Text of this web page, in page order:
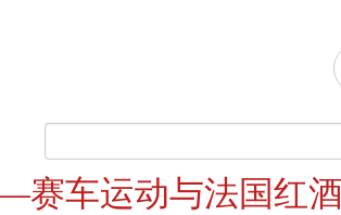
车运动与法国红酒